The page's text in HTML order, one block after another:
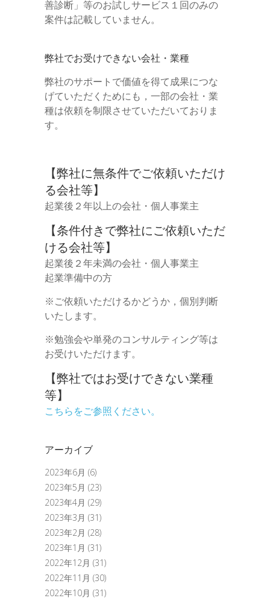
善診断」等のお試しサービス１回のみの
案件は記載していません。
弊社でお受けできない会社・業種
弊社のサポートで価値を得て成果につな
げていただくためにも，一部の会社・業
種は依頼を制限させていただいておりま
す。
【弊社に無条件でご依頼いただけ
る会社等】
起業後２年以上の会社・個人事業主
【条件付きで弊社にご依頼いただ
ける会社等】
起業後２年未満の会社・個人事業主
起業準備中の方
※ご依頼いただけるかどうか，個別判断
いたします。
※勉強会や単発のコンサルティング等は
お受けいただけます。
【弊社ではお受けできない業種
等】
こちらをご参照ください。
アーカイブ
2023年6月 (6)
2023年5月 (23)
2023年4月 (29)
2023年3月 (31)
2023年2月 (28)
2023年1月 (31)
2022年12月 (31)
2022年11月 (30)
2022年10月 (31)